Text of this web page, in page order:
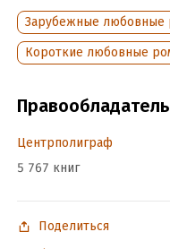
Объем:208859
Год издания:2012
ISBN (EAN):
Время на чтение:3ч.
Зарубежные любовные
Короткие любовные
Правообладатель
Центрполиграф
5 767 книг
Поделиться